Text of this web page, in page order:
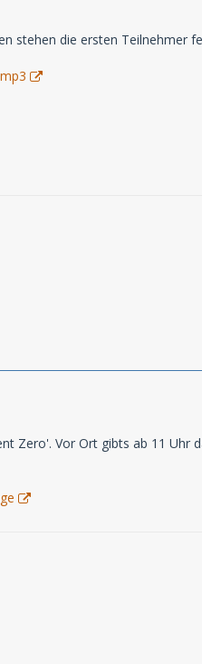
stehen die ersten Teilnehmer
Zero'. Vor Ort gibts ab 11